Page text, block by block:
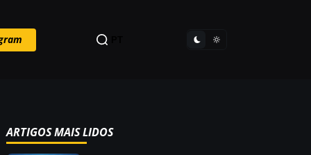
ARTIGOS MAIS LIDOS